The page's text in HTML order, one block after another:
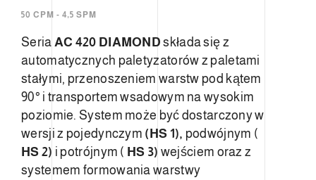
50 CPM - 4,5 SPM
Seria AC 420 DIAMOND składa się z
automatycznych paletyzatorów z paletami
stałymi, przenoszeniem warstw pod kątem
90° i transportem wsadowym na wysokim
poziomie. System może być dostarczony w
wersji z pojedynczym (HS 1), podwójnym (
HS 2) i potrójnym ( HS 3) wejściem oraz z
systemem formowania warstwy